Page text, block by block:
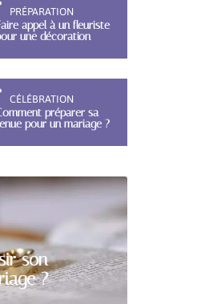
PRÉPARATION
appel à un fleuriste
une décoration
CÉLÉBRATION
préparer sa
pour un mariage ?
son
?